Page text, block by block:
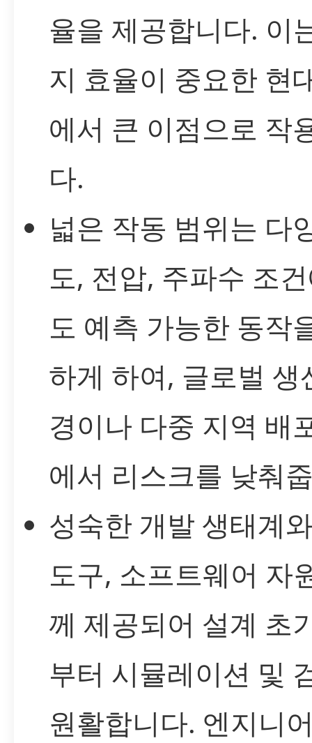
율을 제공합니다. 이
지 효율이 중요한 현
에서 큰 이점으로 작
다.
넓은 작동 범위는 다
도, 전압, 주파수 조
도 예측 가능한 동작
하게 하여, 글로벌 생
경이나 다중 지역 배
에서 리스크를 낮춰
성숙한 개발 생태계
도구, 소프트웨어 자
께 제공되어 설계 초
부터 시뮬레이션 및
원활합니다. 엔지니